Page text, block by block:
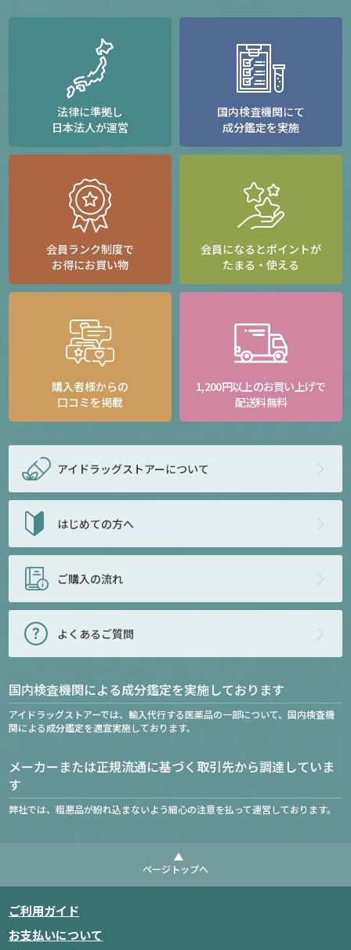
法律に準拠し
日本法人が運営
国内検査機関にて
成分鑑定を実施
会員ランク制度で
お得にお買い物
会員になるとポイントが
たまる・使える
購入者様からの
口コミを掲載
1,200円以上のお買い上げで
配送料無料
アイドラッグストアーについて
はじめての方へ
ご購入の流れ
よくあるご質問
国内検査機関による成分鑑定を実施しております
アイドラッグストアーでは、輸入代行する医薬品の一部について、国内検査機
関による成分鑑定を適宜実施しております。
メーカーまたは正規流通に基づく取引先から調達していま
す
弊社では、粗悪品が紛れ込まないよう細心の注意を払って運営しております。
ページトップへ
ご利用ガイド
お支払いについて